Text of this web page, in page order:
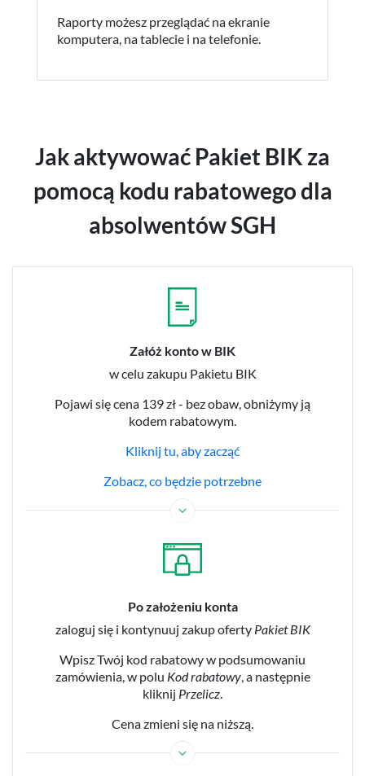
Raporty możesz przeglądać na ekranie
komputera, na tablecie i na telefonie.
Jak aktywować Pakiet BIK za
pomocą kodu rabatowego dla
absolwentów SGH
Załóż konto w BIK
w celu zakupu Pakietu BIK
Pojawi się cena 139 zł - bez obaw, obniżymy ją
kodem rabatowym.
Kliknij tu, aby zacząć
Zobacz, co będzie potrzebne
Po założeniu konta
zaloguj się i kontynuuj zakup oferty Pakiet BIK
Wpisz Twój kod rabatowy w podsumowaniu
zamówienia, w polu Kod rabatowy, a następnie
kliknij Przelicz
Cena zmieni się na niższą.